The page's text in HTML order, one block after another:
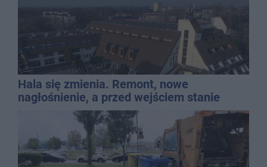
Hala się zmienia. Remont, nowe
nagłośnienie, a przed wejściem stanie
QEMETICA ARENA